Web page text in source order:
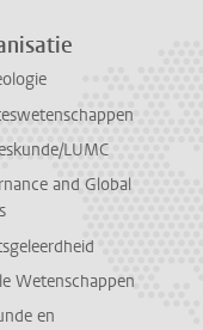
LUMC
and Global
Wetenschappen
en